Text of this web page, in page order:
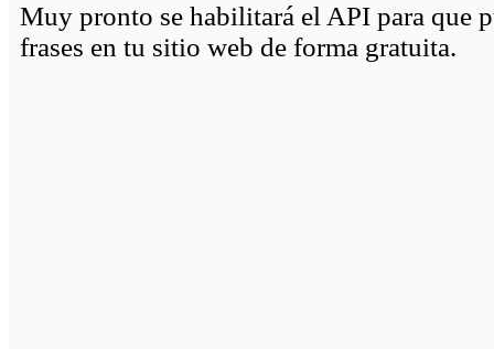
Muy pronto se habilitará el API para que
frases en tu sitio web de forma gratuita.